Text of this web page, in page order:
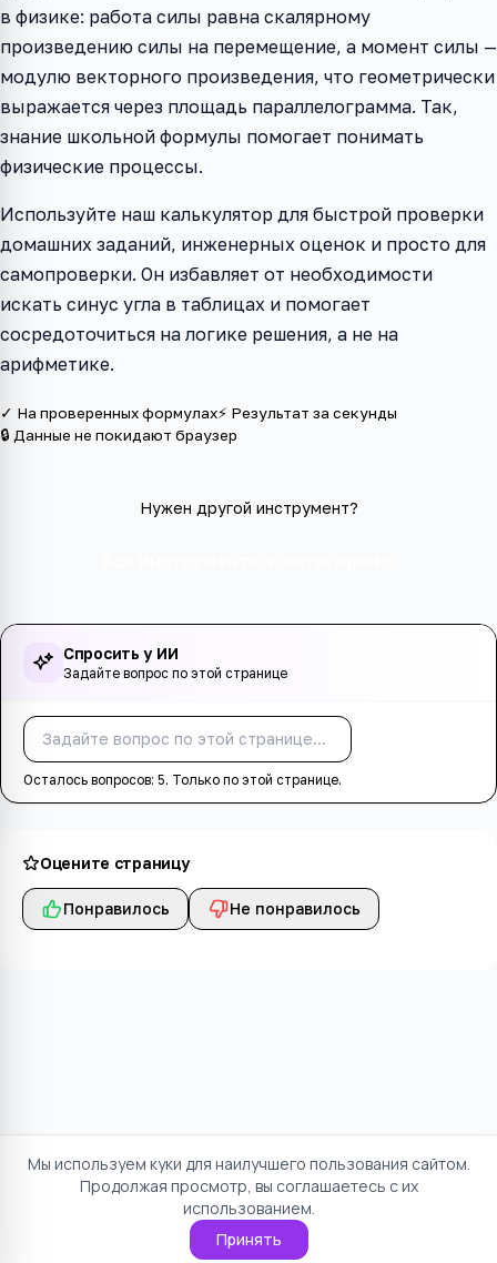
в физике: работа силы равна скалярному
произведению силы на перемещение, а момент силы —
модулю векторного произведения, что геометрически
выражается через площадь параллелограмма. Так,
знание школьной формулы помогает понимать
физические процессы.
Используйте наш калькулятор для быстрой проверки
домашних заданий, инженерных оценок и просто для
самопроверки. Он избавляет от необходимости
искать синус угла в таблицах и помогает
сосредоточиться на логике решения, а не на
арифметике.
✓ На проверенных формулах⚡ Результат за секунды
🔒 Данные не покидают браузер
Нужен другой инструмент?
Спросить у ИИ
Задайте вопрос по этой странице
Осталось вопросов: 5. Только по этой странице.
Оцените страницу
Понравилось Не понравилось
Мы используем куки для наилучшего пользования сайтом.
Продолжая просмотр, вы соглашаетесь с их
использованием.
Принять